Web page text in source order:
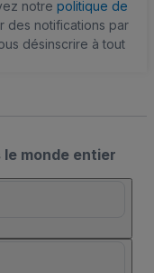
notre politique de
des notifications par
désinscrire à tout
monde entier